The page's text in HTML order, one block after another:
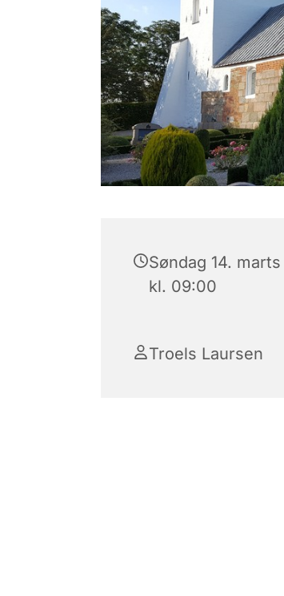
Søndag 14. marts
kl. 09:00
Troels Laursen